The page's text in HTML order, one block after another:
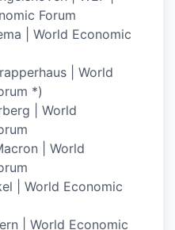
Forum
| World Economic
| World
*)
| World
| World
| World Economic
| World Economic